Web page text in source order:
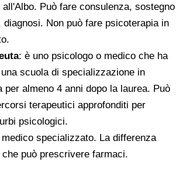
Può fare consulenza, sostegno
diagnosi. Non può fare psicoterapia in
: è uno psicologo o medico che ha
scuola di specializzazione in
per almeno 4 anni dopo la laurea. Può
terapeutici approfonditi per
psicologici.
specializzato. La differenza
può prescrivere farmaci.